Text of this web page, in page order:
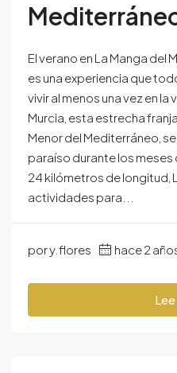
El verano en La Manga del
es una experiencia que
vivir al menos una vez en
Murcia, esta estrecha
Menor del Mediterráneo,
paraíso durante los meses
24 kilómetros de longitud,
actividades para...
por y.flores hace 2